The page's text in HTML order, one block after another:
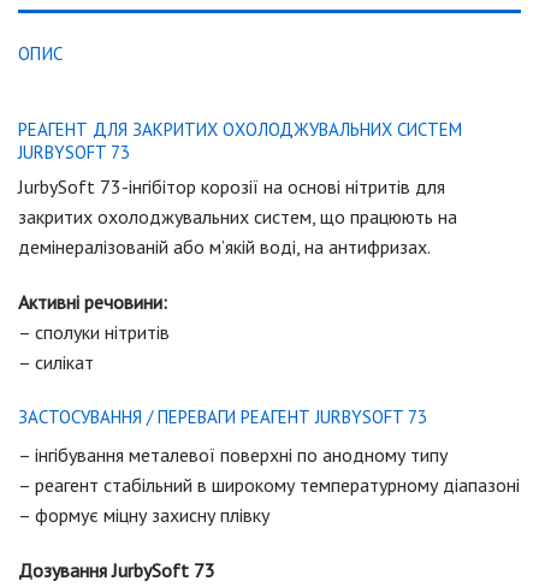
ОПИС
РЕАГЕНТ ДЛЯ ЗАКРИТИХ ОХОЛОДЖУВАЛЬНИХ СИСТЕМ
JURBYSOFT 73
JurbySoft 73-інгібітор корозії на основі нітритів для
закритих охолоджувальних систем, що працюють на
демінералізованій або м’якій воді, на антифризах.
Активні речовини:
– сполуки нітритів
– силікат
ЗАСТОСУВАННЯ / ПЕРЕВАГИ РЕАГЕНТ JURBYSOFT 73
– інгібування металевої поверхні по анодному типу
– реагент стабільний в широкому температурному діапазоні
– формує міцну захисну плівку
Дозування JurbySoft 73